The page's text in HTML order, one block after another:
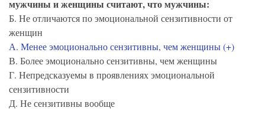
мужчины и женщины считают, что мужчины:
Б. Не отличаются по эмоциональной сензитивности от
женщин
А. Менее эмоционально сензитивны, чем женщины (+)
В. Более эмоционально сензитивны, чем женщины
Г. Непредсказуемы в проявлениях эмоциональной
сензитивности
Д. Не сензитивны вообще